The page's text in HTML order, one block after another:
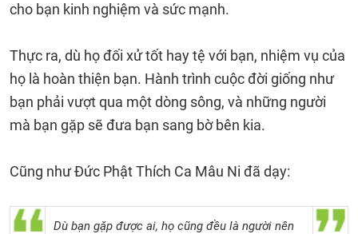
cho bạn kinh nghiệm và sức mạnh.
Thực ra, dù họ đối xử tốt hay tệ với bạn, nhiệm vụ của
họ là hoàn thiện bạn. Hành trình cuộc đời giống như
bạn phải vượt qua một dòng sông, và những người
mà bạn gặp sẽ đưa bạn sang bờ bên kia.
Cũng như Đức Phật Thích Ca Mâu Ni đã dạy:
Dù bạn gặp được ai, họ cũng đều là người nên